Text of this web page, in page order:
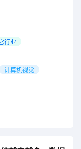
行业
计算机视觉